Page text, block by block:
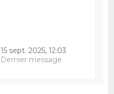
15 sept. 2025, 12:03
Dernier message